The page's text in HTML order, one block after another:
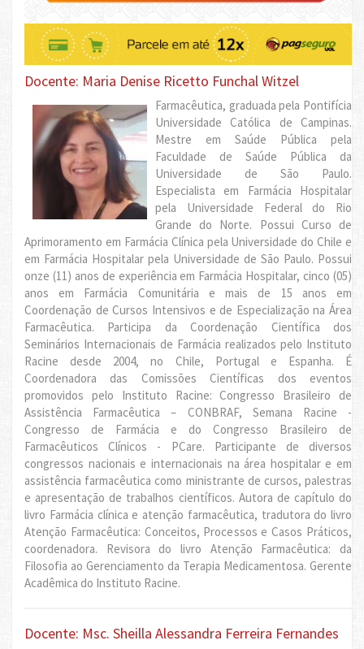
Docente: Maria Denise Ricetto Funchal Witzel
Farmacêutica, graduada pela Pontifícia
Universidade Católica de Campinas.
Mestre em Saúde Pública pela
Faculdade de Saúde Pública da
Universidade de São Paulo.
Especialista em Farmácia Hospitalar
pela Universidade Federal do Rio
Grande do Norte. Possui Curso de
Aprimoramento em Farmácia Clínica pela Universidade do Chile e
em Farmácia Hospitalar pela Universidade de São Paulo. Possui
onze (11) anos de experiência em Farmácia Hospitalar, cinco (05)
anos em Farmácia Comunitária e mais de 15 anos em
Coordenação de Cursos Intensivos e de Especialização na Área
Farmacêutica. Participa da Coordenação Científica dos
Seminários Internacionais de Farmácia realizados pelo Instituto
Racine desde 2004, no Chile, Portugal e Espanha. É
Coordenadora das Comissões Científicas dos eventos
promovidos pelo Instituto Racine: Congresso Brasileiro de
Assistência Farmacêutica – CONBRAF, Semana Racine -
Congresso de Farmácia e do Congresso Brasileiro de
Farmacêuticos Clínicos - PCare. Participante de diversos
congressos nacionais e internacionais na área hospitalar e em
assistência farmacêutica como ministrante de cursos, palestras
e apresentação de trabalhos científicos. Autora de capítulo do
livro Farmácia clínica e atenção farmacêutica, tradutora do livro
Atenção Farmacêutica: Conceitos, Processos e Casos Práticos,
coordenadora. Revisora do livro Atenção Farmacêutica: da
Filosofia ao Gerenciamento da Terapia Medicamentosa. Gerente
Acadêmica do Instituto Racine.
Docente: Msc. Sheilla Alessandra Ferreira Fernandes